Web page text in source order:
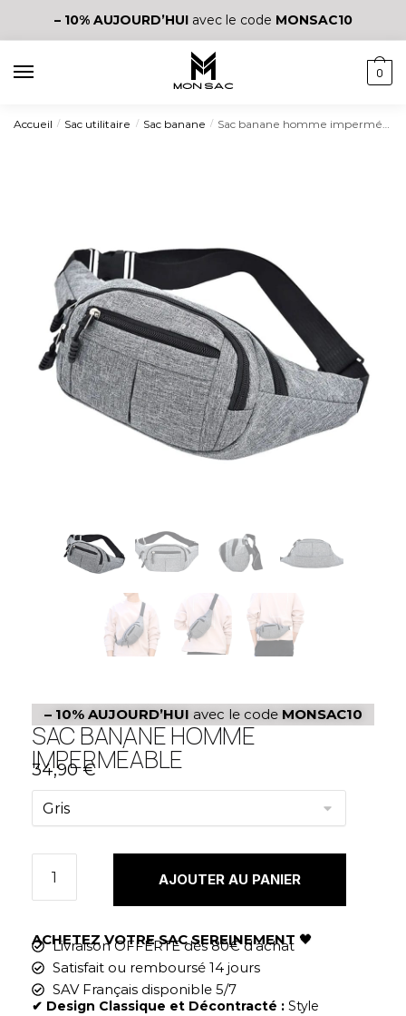
– 10% AUJOURD’HUIavec le code MONSAC10
0
Accueil / Sac utilitaire / Sac banane / Sac banane homme imperméable
– 10% AUJOURD’HUI avec le code MONSAC10
SAC BANANE HOMME
IMPERMÉABLE
34,90€
AJOUTER AU PANIER
ACHETEZ VOTRE SAC SEREINEMENT 🖤
Livraison OFFERTE dès 80€ d'achat
Satisfait ou remboursé 14 jours
SAV Français disponible 5/7
✔︎ Design Classique et Décontracté : Style